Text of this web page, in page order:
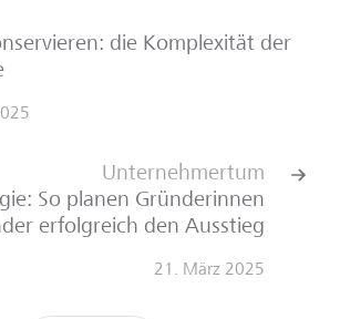
die Komplexität der
Unternehmertum
So planen Gründerinnen
erfolgreich den Ausstieg
21. März 2025